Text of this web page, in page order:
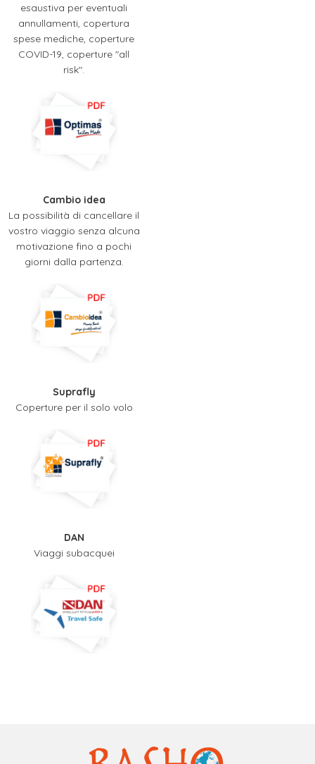
esaustiva per eventuali
annullamenti, copertura
spese mediche, coperture
COVID-19, coperture "all
risk".
Cambio idea
La possibilità di cancellare il
vostro viaggio senza alcuna
motivazione fino a pochi
giorni dalla partenza.
Suprafly
Coperture per il solo volo
DAN
Viaggi subacquei